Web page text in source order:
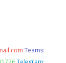
Teams: